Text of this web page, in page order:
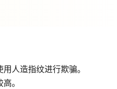
人造指纹进行欺骗。
。